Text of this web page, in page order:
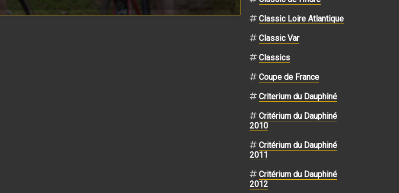
Classic Loire Atlantique
Classic Var
Classics
Coupe de France
Criterium du Dauphiné
Critérium du Dauphiné
2010
Critérium du Dauphiné
2011
Critérium du Dauphiné
2012